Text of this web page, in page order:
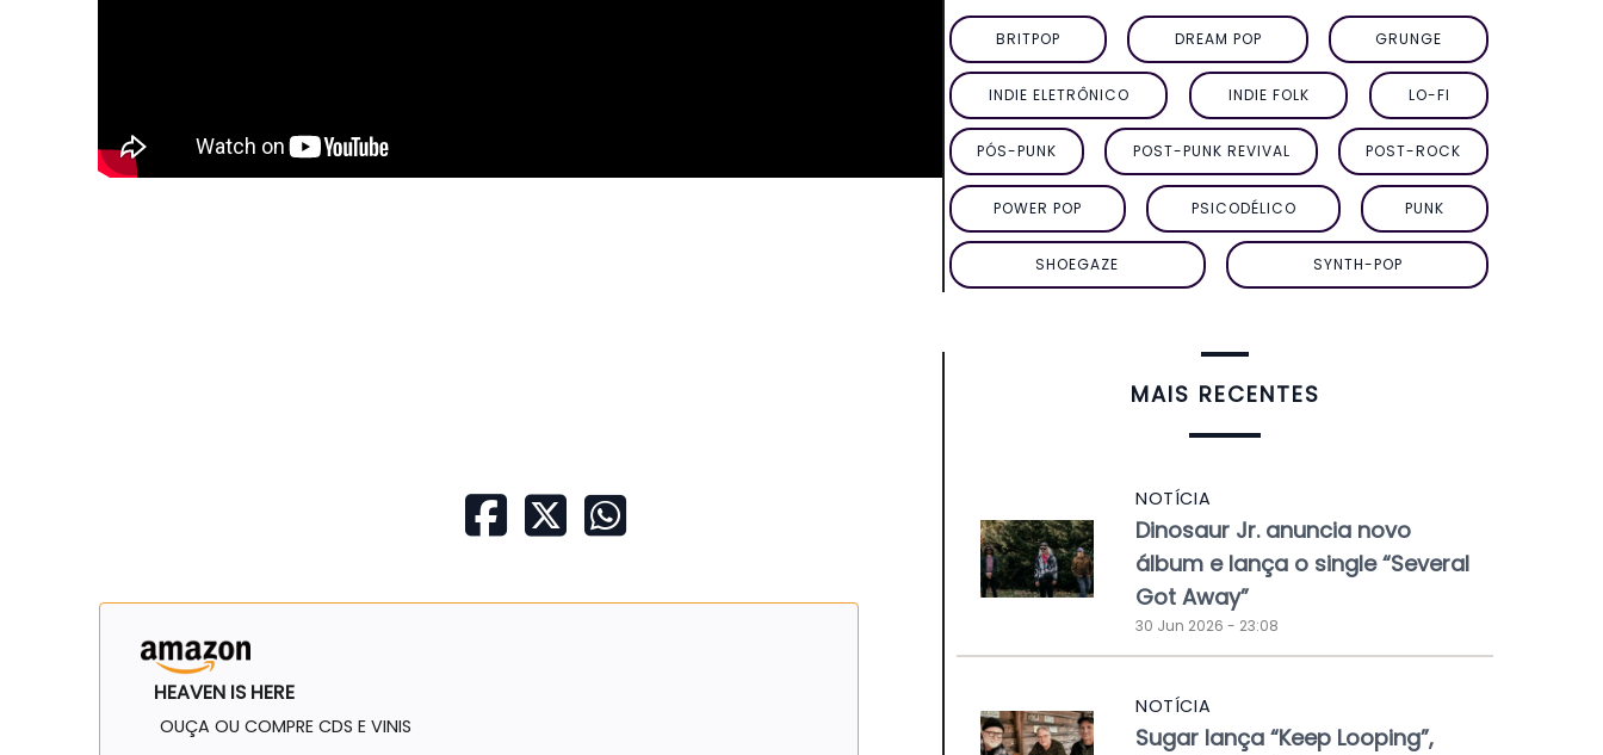
HEAVEN IS HERE
OUÇA OU COMPRE CDS E VINIS
BRITPOP DREAM POP GRUNGE
INDIE ELETRÔNICO INDIE FOLK LO-FI
PÓS-PUNK POST-PUNK REVIVAL POST-ROCK
POWER POP PSICODÉLICO PUNK
SHOEGAZE SYNTH-POP
MAIS RECENTES
NOTÍCIA
Dinosaur Jr. anuncia novo
álbum e lança o single “Several
Got Away”
30 Jun 2026 - 23:08
NOTÍCIA
Sugar lança “Keep Looping”,